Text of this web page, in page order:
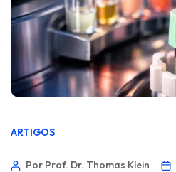
ARTIGOS
Por Prof. Dr. Thomas Klein